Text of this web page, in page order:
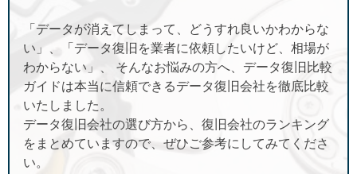
「データが消えてしまって、どうすれ良いかわからな
い」、「データ復旧を業者に依頼したいけど、相場が
わからない」、 そんなお悩みの方へ、データ復旧比較
ガイドは本当に信頼できるデータ復旧会社を徹底比較
いたしました。
データ復旧会社の選び方から、復旧会社のランキング
をまとめていますので、ぜひご参考にしてみてくださ
い。